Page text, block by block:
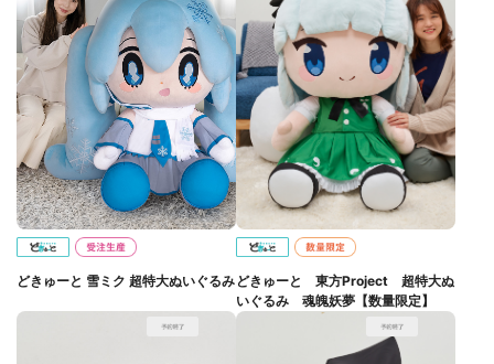
どきゅーと 雪ミク 超特大ぬいぐるみ どきゅーと 東方Project 超特大ぬ
いぐるみ 魂魄妖夢【数量限定】